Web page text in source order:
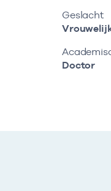
Geslacht
Doctor